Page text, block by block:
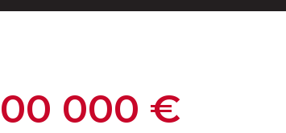
000 €